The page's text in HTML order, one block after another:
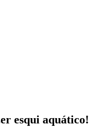
esqui aquático!